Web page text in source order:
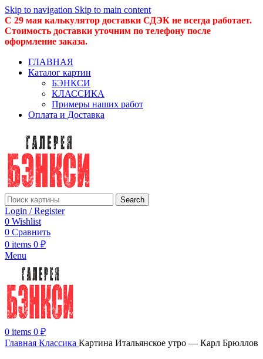
Skip to navigation Skip to main content
С 29 мая калькулятор доставки СДЭК не всегда работает.
Стоимость доставки уточним по телефону после
оформление заказа.
ГЛАВНАЯ
Каталог картин
БЭНКСИ
КЛАССИКА
Примеры наших работ
Оплата и Доставка
Search
Login / Register
0 Wishlist
0 Сравнить
0 items 0 ₽
Menu
0 items 0 ₽
Главная Классика Картина Итальянское утро — Карл Брюллов